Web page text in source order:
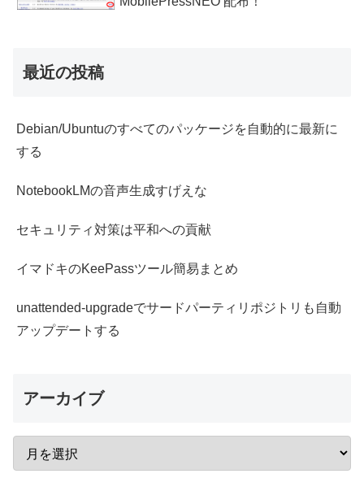
最近の投稿
Debian/Ubuntuのすべてのパッケージを自動的に最新に
する
NotebookLMの音声生成すげえな
セキュリティ対策は平和への貢献
イマドキのKeePassツール簡易まとめ
unattended-upgradeでサードパーティリポジトリも自動
アップデートする
アーカイブ